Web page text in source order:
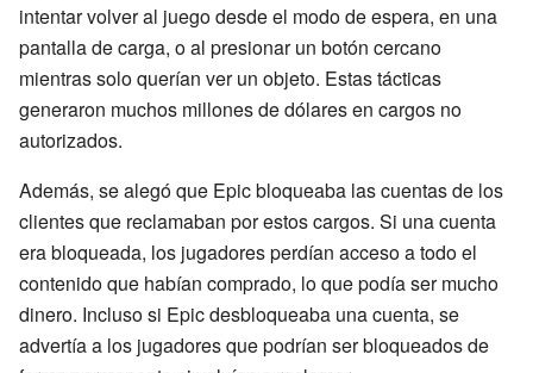
intentar volver al juego desde el modo de espera, en una
pantalla de carga, o al presionar un botón cercano
mientras solo querían ver un objeto. Estas tácticas
generaron muchos millones de dólares en cargos no
autorizados.
Además, se alegó que Epic bloqueaba las cuentas de los
clientes que reclamaban por estos cargos. Si una cuenta
era bloqueada, los jugadores perdían acceso a todo el
contenido que habían comprado, lo que podía ser mucho
dinero. Incluso si Epic desbloqueaba una cuenta, se
advertía a los jugadores que podrían ser bloqueados de